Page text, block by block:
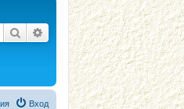
Поиск Расширенный поиск
Вход